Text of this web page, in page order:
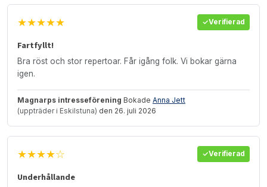
★★★★★ Verifierad
Fartfyllt!
Bra röst och stor repertoar. Får igång folk. Vi bokar gärna
igen.
Magnarps intresseförening Bokade Anna Jett
(uppträder i Eskilstuna) den 26. juli 2026
★★★★☆ Verifierad
Underhållande